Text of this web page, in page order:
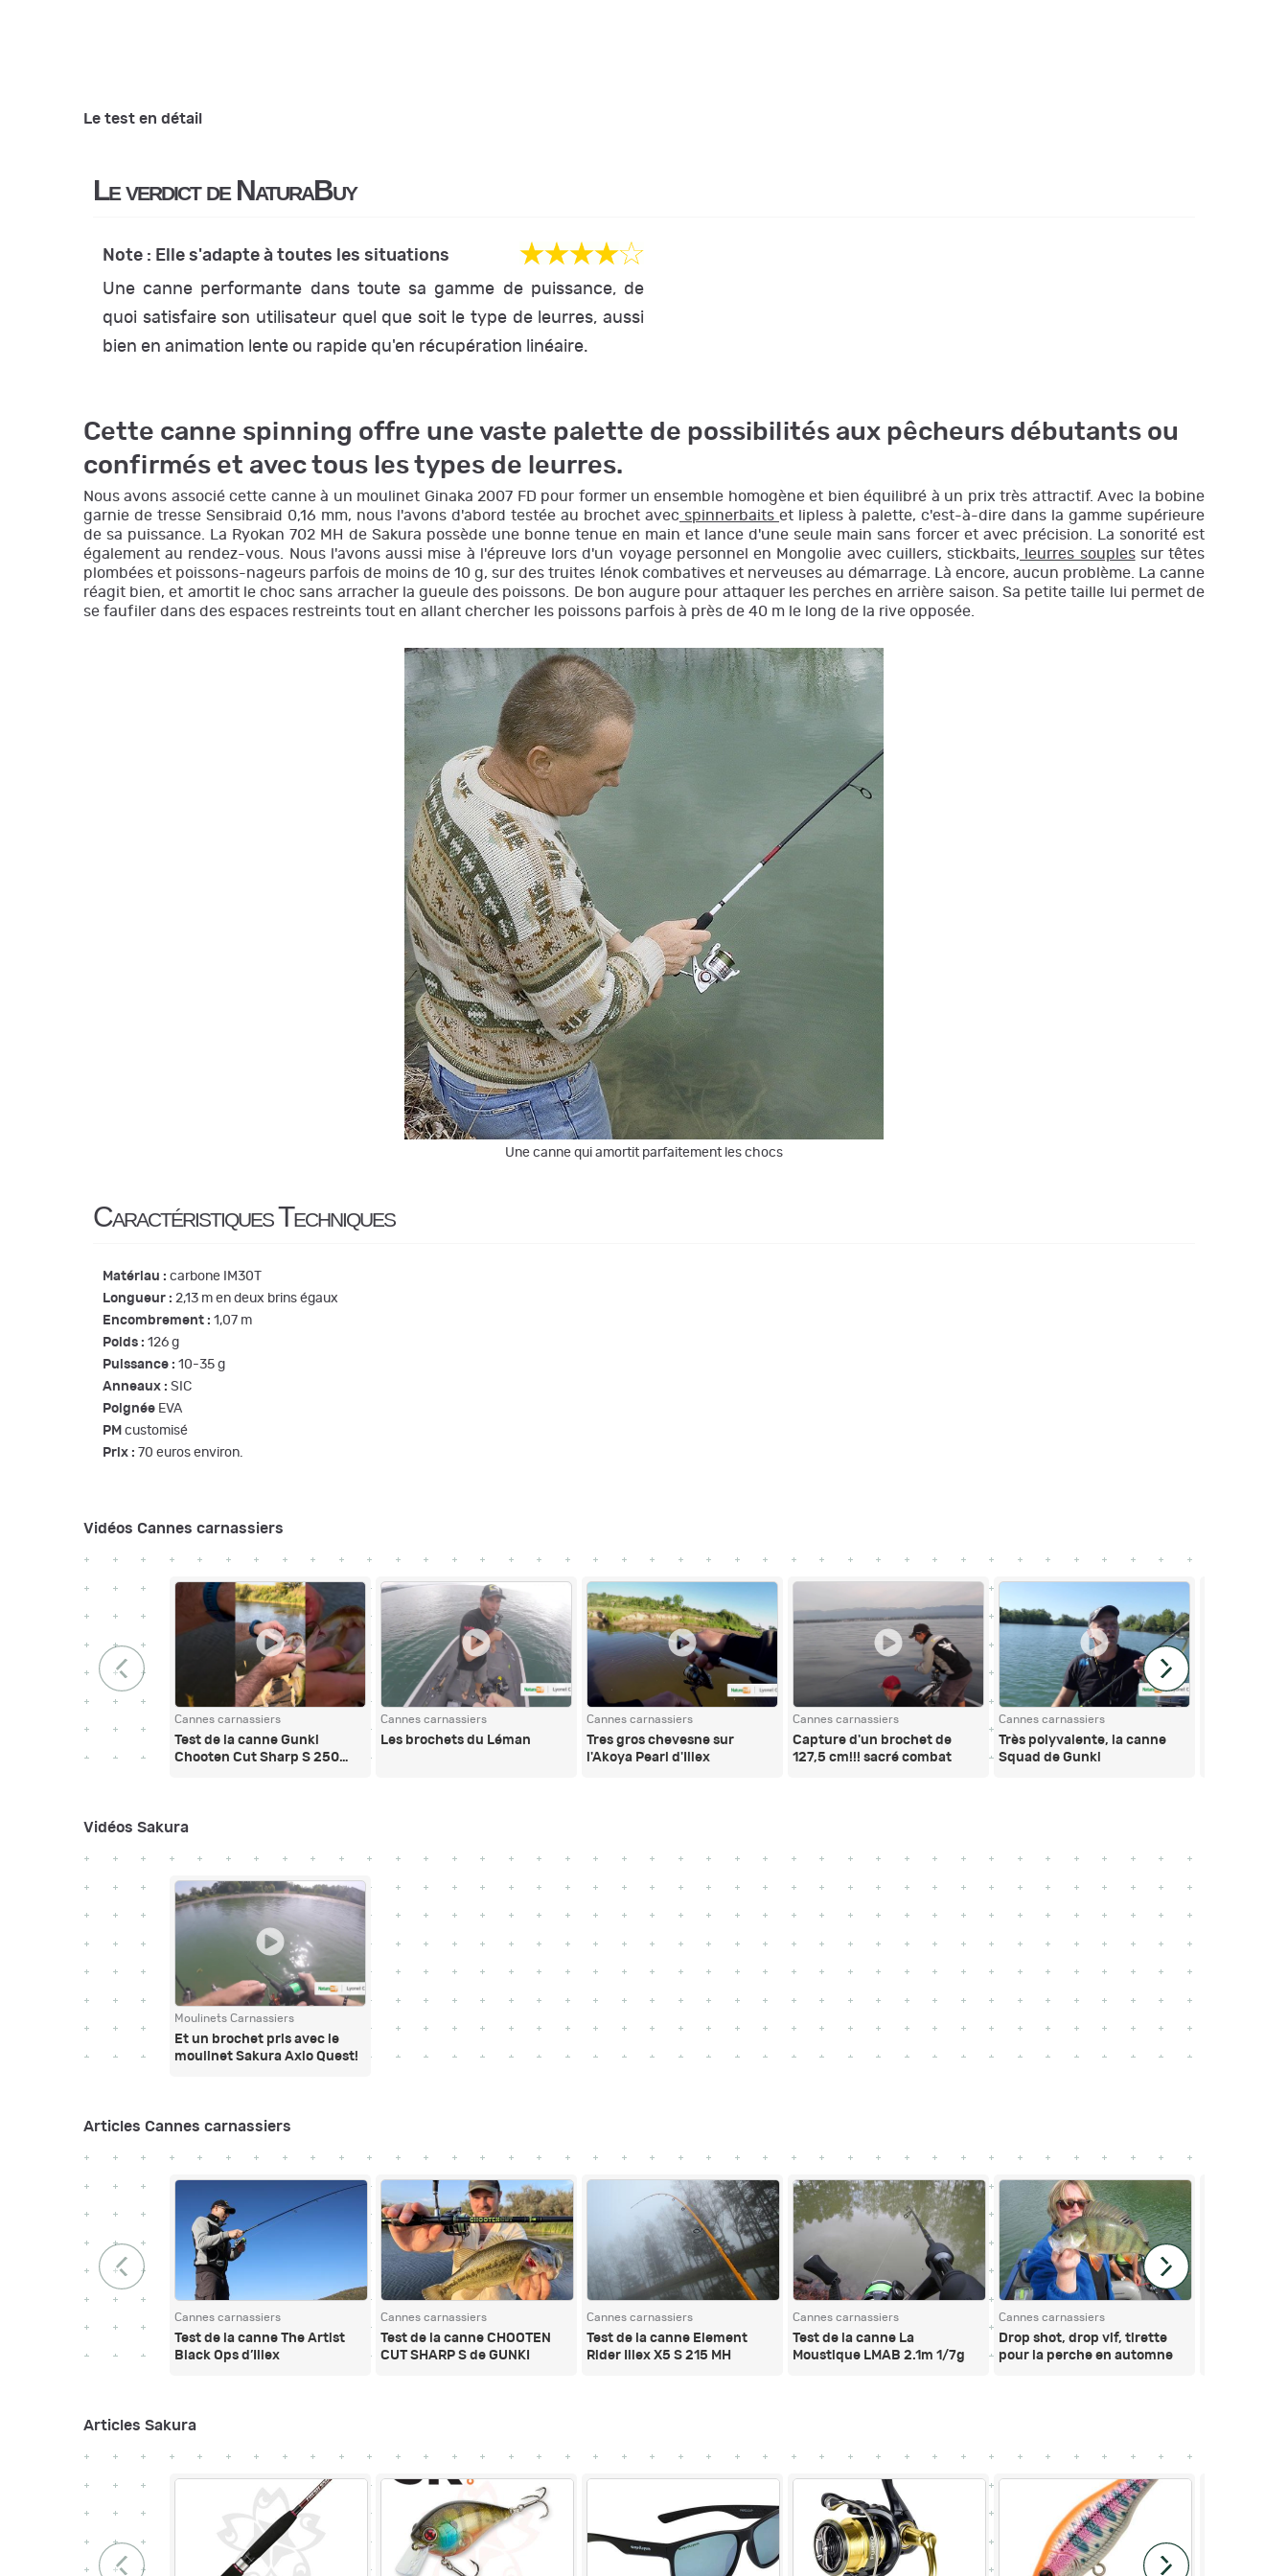
Le test en détail
Le verdict de NaturaBuy
Note : Elle s'adapte à toutes les situations
Une canne performante dans toute sa gamme de puissance, de
quoi satisfaire son utilisateur quel que soit le type de leurres, aussi
bien en animation lente ou rapide qu'en récupération linéaire.
Cette canne spinning offre une vaste palette de possibilités aux pêcheurs débutants ou
confirmés et avec tous les types de leurres.
Nous avons associé cette canne à un moulinet Ginaka 2007 FD pour former un ensemble homogène et bien équilibré à un prix très attractif. Avec la bobine
garnie de tresse Sensibraid 0,16 mm, nous l'avons d'abord testée au brochet avec spinnerbaits et lipless à palette, c'est-à-dire dans la gamme supérieure
de sa puissance. La Ryokan 702 MH de Sakura possède une bonne tenue en main et lance d'une seule main sans forcer et avec précision. La sonorité est
également au rendez-vous. Nous l'avons aussi mise à l'épreuve lors d'un voyage personnel en Mongolie avec cuillers, stickbaits, leurres souplessur têtes
plombées et poissons-nageurs parfois de moins de 10 g, sur des truites lénok combatives et nerveuses au démarrage. Là encore, aucun problème. La canne
réagit bien, et amortit le choc sans arracher la gueule des poissons. De bon augure pour attaquer les perches en arrière saison. Sa petite taille lui permet de
se faufiler dans des espaces restreints tout en allant chercher les poissons parfois à près de 40 m le long de la rive opposée.
Une canne qui amortit parfaitement les chocs
Caractéristiques Techniques
Matériau : carbone IM30T
Longueur : 2,13 m en deux brins égaux
Encombrement : 1,07 m
Poids : 126 g
Puissance : 10-35 g
Anneaux : SIC
Poignée EVA
PM customisé
Prix : 70 euros environ.
Vidéos Cannes carnassiers
Cannes carnassiers
Test de la canne Gunki
Chooten Cut Sharp S 250…
Cannes carnassiers
Les brochets du Léman
Cannes carnassiers
Tres gros chevesne sur
l'Akoya Pearl d'Illex
Cannes carnassiers
Capture d'un brochet de
127,5 cm!!! sacré combat
Cannes carnassiers
Très polyvalente, la canne
Squad de Gunki
Vidéos Sakura
Moulinets Carnassiers
Et un brochet pris avec le
moulinet Sakura Axio Quest!
Articles Cannes carnassiers
Cannes carnassiers
Test de la canne The Artist
Black Ops d’Illex
Cannes carnassiers
Test de la canne CHOOTEN
CUT SHARP S de GUNKI
Cannes carnassiers
Test de la canne Element
Rider Illex X5 S 215 MH
Cannes carnassiers
Test de la canne La
Moustique LMAB 2.1m 1/7g
Cannes carnassiers
Drop shot, drop vif, tirette
pour la perche en automne
Articles Sakura